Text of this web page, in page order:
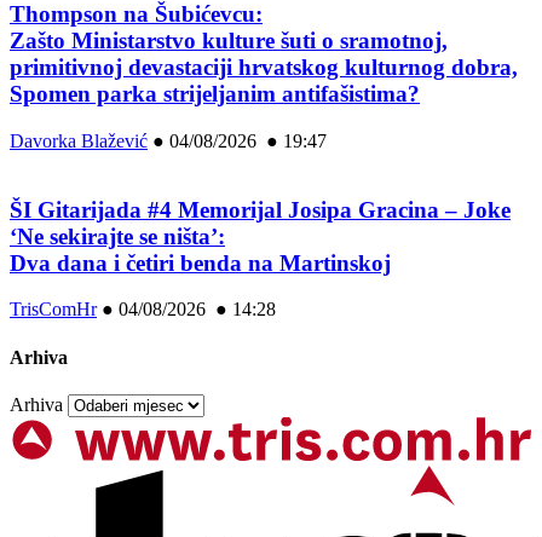
Thompson na Šubićevcu:
Zašto Ministarstvo kulture šuti o sramotnoj,
primitivnoj devastaciji hrvatskog kulturnog dobra,
Spomen parka strijeljanim antifašistima?
Davorka Blažević ● 04/08/2026 ● 19:47
ŠI Gitarijada #4 Memorijal Josipa Gracina – Joke
‘Ne sekirajte se ništa’:
Dva dana i četiri benda na Martinskoj
TrisComHr● 04/08/2026 ● 14:28
Arhiva
Arhiva